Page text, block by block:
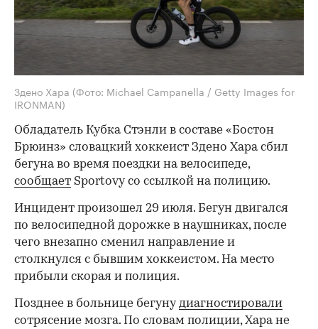
Здено Хара (Фото: Michael Campanella / Getty Images for
IRONMAN)
Обладатель Кубка Стэнли в составе «Бостон
Брюинз» словацкий хоккеист Здено Хара сбил
бегуна во время поездки на велосипеде,
сообщает Sportovy со ссылкой на полицию.
Инцидент произошел 29 июля. Бегун двигался
по велосипедной дорожке в наушниках, после
чего внезапно сменил направление и
столкнулся с бывшим хоккеистом. На место
прибыли скорая и полиция.
Позднее в больнице бегунудиагностировали
сотрясение мозга. По словам полиции, Хара не